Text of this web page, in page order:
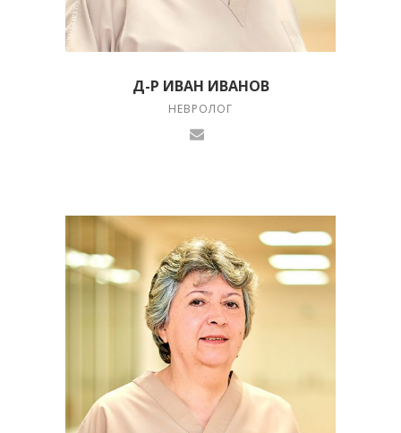
Д-Р ИВАН ИВАНОВ
НЕВРОЛОГ